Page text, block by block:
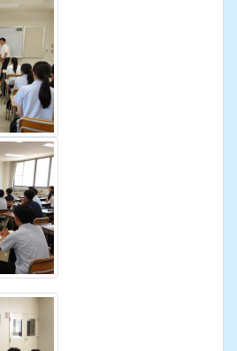
科ごとに体験授業です。
くれたり、高校生がボランテ
れたりしました。